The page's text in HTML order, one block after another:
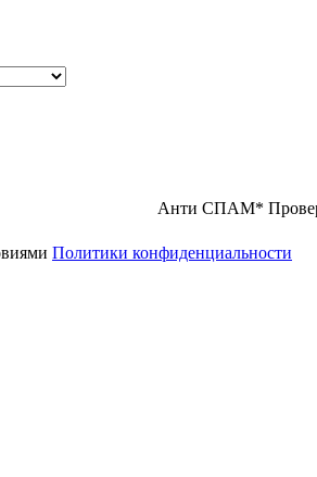
Анти СПАМ*
Политики конфиденциальности